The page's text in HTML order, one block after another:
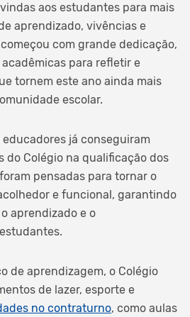
aos estudantes para mais
aprendizado, vivências e
com grande dedicação,
para refletir e
tornem este ano ainda mais
escolar.
já conseguiram
do Colégio na qualificação dos
pensadas para tornar o
e funcional, garantindo
aprendizado e o
de aprendizagem, o Colégio
de lazer, esporte e
no contraturno, como aulas